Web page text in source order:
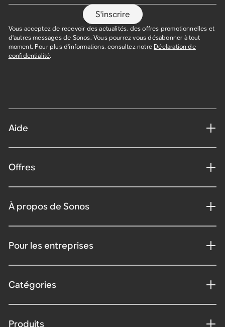
S'inscrire
Vous acceptez de recevoir des actualités, des offres promotionnelles et
d'autres messages de Sonos. Vous pourrez vous désabonner à tout
moment. Pour plus d'informations, consultez notre Déclaration de
confidentialité.
Aide
Offres
À propos de Sonos
Pour les entreprises
Catégories
Produits